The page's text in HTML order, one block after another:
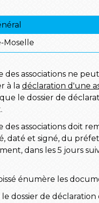
Moselle
des associations ne
à la déclaration d'une
le dossier de
des associations doit
daté et signé, du
dans les 5 jours
énumère les
le dossier de déclaration